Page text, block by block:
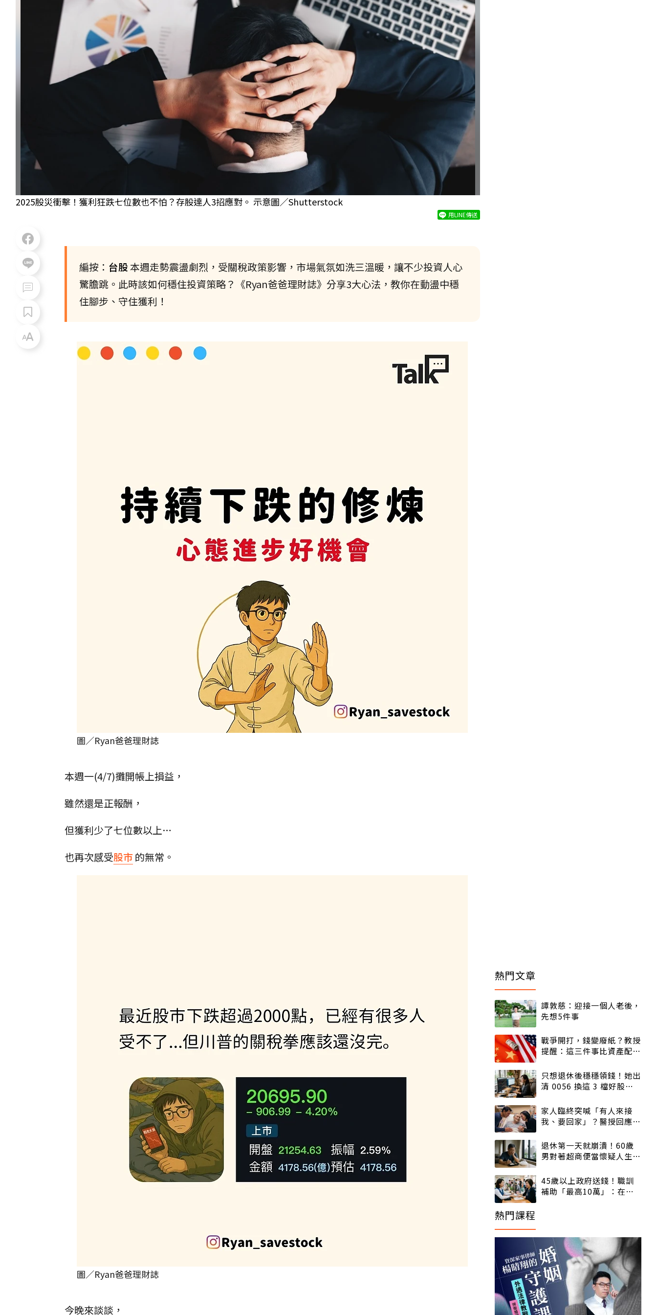
2025股災衝擊！獲利狂跌七位數也不怕？存股達人3招應對。 示意圖／Shutterstock
用LINE傳送
編按： 台股本週走勢震盪劇烈，受關稅政策影響，市場氣氛如洗三溫暖，讓不少投資人心
驚膽跳。此時該如何穩住投資策略？《Ryan爸爸理財誌》分享3大心法，教你在動盪中穩
住腳步、守住獲利！
圖／Ryan爸爸理財誌
本週一(4/7)攤開帳上損益，
雖然還是正報酬，
但獲利少了七位數以上…
也再次感受股市的無常。
圖／Ryan爸爸理財誌
今晚來談談，
熱門文章
譚敦慈：迎接一個人老後，
先想5件事
戰爭開打，錢變廢紙？教授
提醒：這三件事比資產配置
只想退休後穩穩領錢！她出
清 0056 換這 3 檔好股：
家人臨終突喊「有人來接
我、要回家」？醫授回應方
退休第一天就崩潰！60歲
男對著超商便當懷疑人生
45歲以上政府送錢！職訓
補助「最高10萬」：在
熱門課程